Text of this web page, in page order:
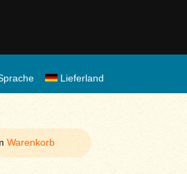
Lieferland
Warenkorb